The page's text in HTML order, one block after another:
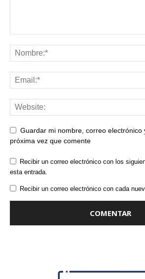
Guardar mi nombre, correo electrónico
próxima vez que comente
Recibir un correo electrónico con los
esta entrada.
Recibir un correo electrónico con cada